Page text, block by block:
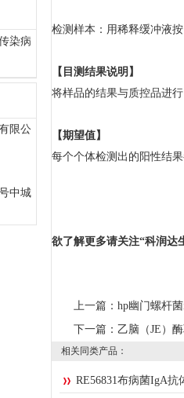
染病
限公
中城
检测样本：用稀释缓冲液
【目测结果说明】
将样品的结果与质控品进
【期望值】
每个个体检测出的阳性结
欲了解更多请关注“科润达
上一篇： hp幽门螺杆
下一篇： 乙脑（JE）
相关同类产品：
RE56831布病菌IgA抗